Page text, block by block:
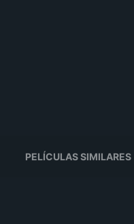
PELÍCULAS SIMILARES